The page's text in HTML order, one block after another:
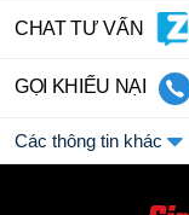
CHAT TƯ VẤN
GỌI KHIẾU NẠI
Các thông tin khác